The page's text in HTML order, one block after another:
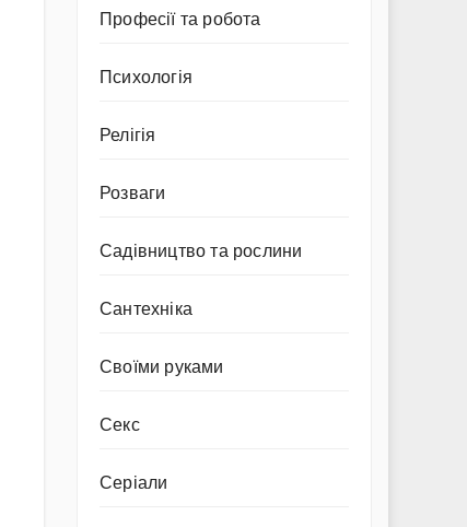
Професії та робота
Психологія
Релігія
Розваги
Садівництво та рослини
Сантехніка
Своїми руками
Секс
Серіали